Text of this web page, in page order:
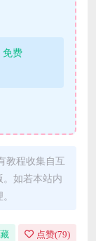
免费
教程收集自互
如若本站内
点赞(79)